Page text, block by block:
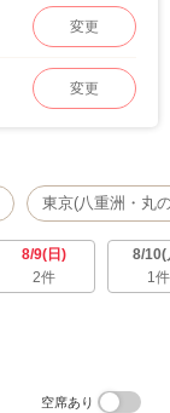
変更
変更
東京(八重洲・丸
8/9(日)
2件
8/10(
1件
空席あり